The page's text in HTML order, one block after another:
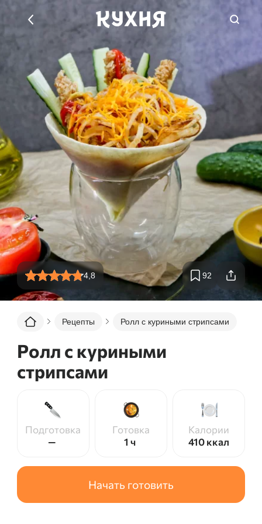
4,8 92
Рецепты Ролл с куриными стрипсами
Ролл с куриными
стрипсами
Подготовка
—
Готовка
1 ч
Калории
410 ккал
Начать готовить